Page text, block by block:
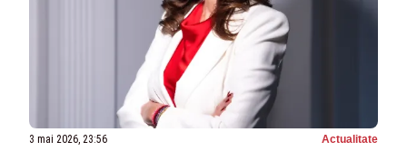
3 mai 2026, 23:56 Actualitate